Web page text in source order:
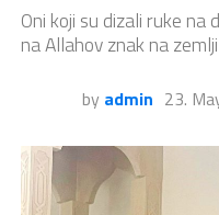
Oni koji su dizali ruke na
na Allahov znak na zemlji
by admin 23.